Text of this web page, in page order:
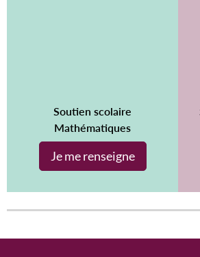
Soutien scolaire
Mathématiques
Je me renseigne